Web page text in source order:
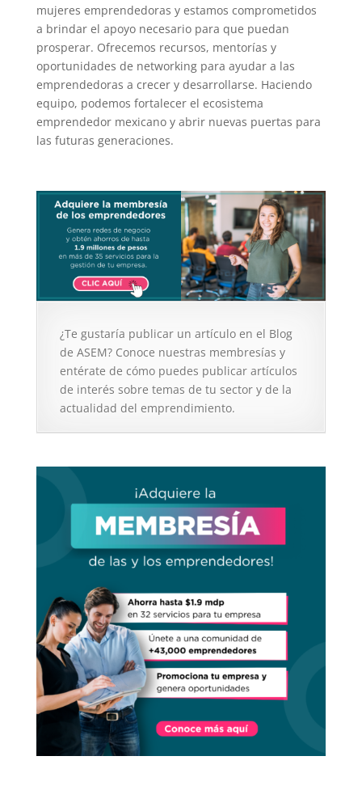
mujeres emprendedoras y estamos comprometidos
a brindar el apoyo necesario para que puedan
prosperar. Ofrecemos recursos, mentorías y
oportunidades de networking para ayudar a las
emprendedoras a crecer y desarrollarse. Haciendo
equipo, podemos fortalecer el ecosistema
emprendedor mexicano y abrir nuevas puertas para
las futuras generaciones.
¿Te gustaría publicar un artículo en el Blog
de ASEM? Conoce nuestras membresías y
entérate de cómo puedes publicar artículos
de interés sobre temas de tu sector y de la
actualidad del emprendimiento.